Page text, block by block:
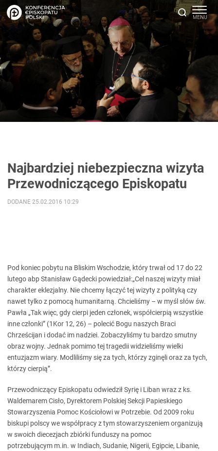
Najbardziej niebezpieczna wizyta
Przewodniczącego Episkopatu
DODANE 25.02.2016 10:29
Pod koniec pobytu na Bliskim Wschodzie, który trwał od 17 do 22
lutego abp Stanisław Gądecki powiedział:„Cel naszej wizyty miał
charakter eklezjalny. Nie chcemy łączyć tej wizyty z polityką czy
nawet tylko z pomocą humanitarną. Chcieliśmy – w myśl słów św.
Pawła „Tak więc, gdy cierpi jeden członek, współcierpią wszystkie
inne członki” (1Kor 12, 26) – polecić Bogu naszych Braci
Chrześcijan i dodać im nadziei. Zobaczyliśmy tu bardzo smutny
obraz wojny. Jednak pomimo tej tragedii widzieliśmy wielki
entuzjazm wiary. Modliliśmy się za tych, którzy zginęli oraz za tych,
którzy cierpią”.
Przewodniczący Episkopatu odwiedził Syrię i Liban wraz z ks.
Waldemarem Cisło, Dyrektorem Polskiej Sekcji Papieskiego
Stowarzyszenia Pomoc Kościołowi w Potrzebie. Od 2009 roku
biskupi polscy we współpracy z tym stowarzyszeniem organizują
w swoich diecezjach zbiórki funduszy na pomoc
potrzebującym m.in. w Indiach, Sudanie, Nigerii, Egipcie, Libanie,